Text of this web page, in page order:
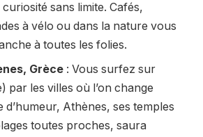
sans limite. Cafés,
à vélo ou dans la nature vous
à toutes les folies.
Grèce : Vous surfez sur
par les villes où l’on change
d’humeur, Athènes, ses temples
toutes proches, saura